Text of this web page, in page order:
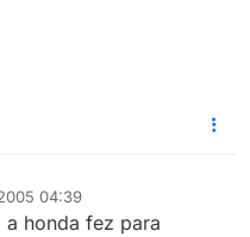
04:39
honda fez para